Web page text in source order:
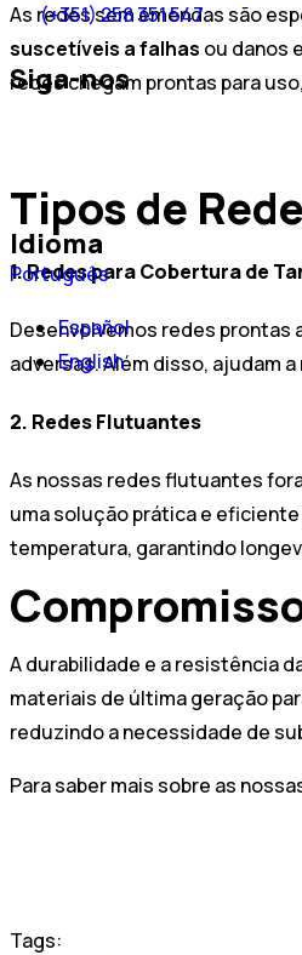
(+351) 258 351 547
Siga-nos
Idioma
Português
Español
English
As redes sem emendas são
suscetíveis a falhas ou danos
redes chegam prontas para
Tipos de
1. Redes para Cobertura de
Desenvolvemos redes prontas
adversas. Além disso, ajudam
2. Redes Flutuantes
As nossas redes flutuantes
uma solução prática e
temperatura, garantindo
A durabilidade e a resistência
materiais de última geração
reduzindo a necessidade de
Para saber mais sobre as
Tags: